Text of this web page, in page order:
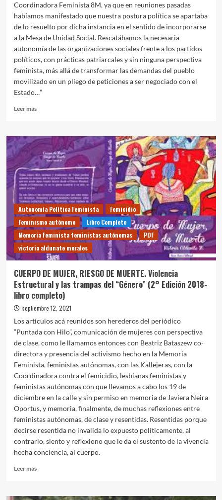
Coordinadora Feminista 8M, ya que en reuniones pasadas
habíamos manifestado que nuestra postura política se apartaba
de lo resuelto por dicha instancia en el sentido de incorporarse
a la Mesa de Unidad Social. Rescatábamos la necesaria
autonomía de las organizaciones sociales frente a los partidos
políticos, con prácticas patriarcales y sin ninguna perspectiva
feminista, más allá de transformar las demandas del pueblo
movilizado en un pliego de peticiones a ser negociado con el
Estado…”
Leer másLeer
«Sin
acomodo
en
la
Democracia
de
los
Acuerdos»
Autonomía Política Feminista
Femicidio
Feminismo autónomo
Libro Completo
Memoria Feminista feministas autónomas
PDF
victoria aldunate morales
CUERPO DE MUJER, RIESGO DE MUERTE. Violencia
Estructural y las trampas del “Género” (2° Edición 2018-
libro completo)
septiembre 12, 2021
Los artículos acá reunidos son herederos del periódico
“Puntada con Hilo”, comunicación de mujeres con perspectiva
de clase, como le llamamos entonces con Beatriz Bataszew co-
directora y presencia del activismo hecho en la Memoria
Feminista, feministas autónomas, con las Kallejeras, con la
Coordinadora contra el femicidio, lesbianas feministas y
feministas autónomas con que llevamos a cabo los 19 de
diciembre en la calle y sin permiso en memoria de Javiera Neira
Oportus, y memoria, finalmente, de muchas reflexiones entre
feministas autónomas, de clase y resentidas. Resentidas porque
decirse resentida no invalida lo expuesto políticamente, al
contrario, siento y reflexiono que le da el sustento de la vivencia
hecha conciencia, al cuerpo.
Leer másLeer
CUERPO